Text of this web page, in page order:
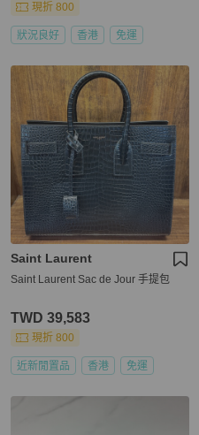
現折 800
狀況良好 香港 免運
Saint Laurent
Saint Laurent Sac de Jour 手提包
TWD 39,583
現折 800
近新閒置品 香港 免運